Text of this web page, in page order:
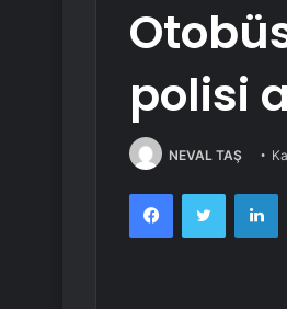
polisi
NEVAL TAŞ
FacebookTwitter